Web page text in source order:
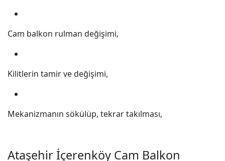
Cam balkon rulman değişimi,
Kilitlerin tamir ve değişimi,
Mekanizmanın sökülüp, tekrar takılması,
Ataşehir İçerenköy Cam Balkon